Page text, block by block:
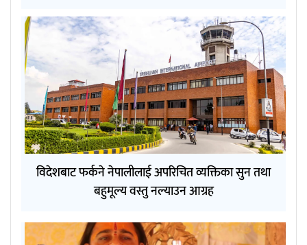
विदेशबाट फर्कने नेपालीलाई अपरिचित व्यक्तिका सुन तथा
बहुमूल्य वस्तु नल्याउन आग्रह